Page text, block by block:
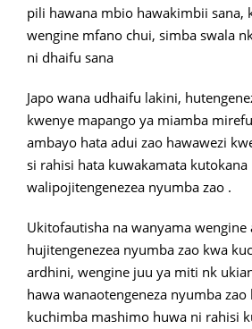
pili hawana mbio hawakimbii sana,
wengine mfano chui, simba swala
ni dhaifu sana
Japo wana udhaifu lakini,
kwenye mapango ya miamba
ambayo hata adui zao hawawezi
si rahisi hata kuwakamata kutokana
walipojitengenezea nyumba zao .
Ukitofautisha na wanyama wengine
hujitengenezea nyumba zao kwa
ardhini, wengine juu ya miti nk
hawa wanaotengeneza nyumba
kuchimba mashimo huwa ni rahisi